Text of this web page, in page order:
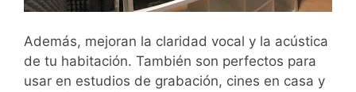
Además, mejoran la claridad vocal y la acústica
de tu habitación. También son perfectos para
usar en estudios de grabación, cines en casa y